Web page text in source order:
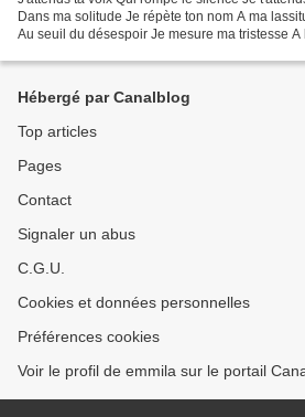
Dans ma solitude Je répète ton nom A ma
Au seuil du désespoir Je mesure ma tristesse
Hébergé par Canalblog
Top articles
Pages
Contact
Signaler un abus
C.G.U.
Cookies et données personnelles
Préférences cookies
Voir le profil de emmila sur le portail